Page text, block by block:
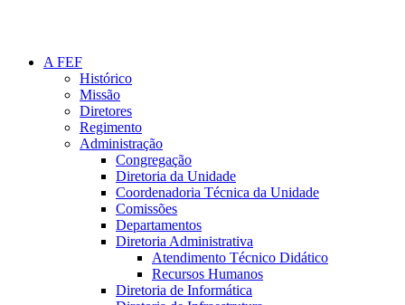
A FEF
Histórico
Missão
Diretores
Regimento
Administração
Congregação
Diretoria da Unidade
Coordenadoria Técnica da Unidade
Comissões
Departamentos
Diretoria Administrativa
Atendimento Técnico Didático
Recursos Humanos
Diretoria de Informática